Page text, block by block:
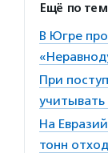
Ещё по
В Югре
При
На
тонн